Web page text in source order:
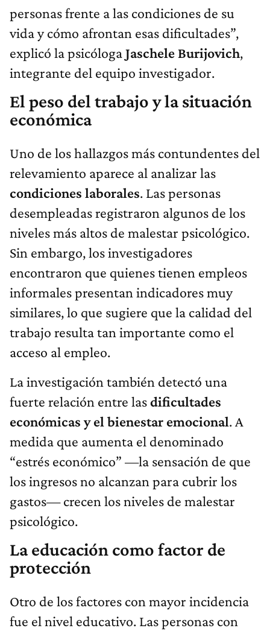
personas frente a las condiciones de su
vida y cómo afrontan esas dificultades”,
explicó la psicólogaJaschele Burijovich,
integrante del equipo investigador.
El peso del trabajo y la situación
económica
Uno de los hallazgos más contundentes del
relevamiento aparece al analizar las
condiciones laborales. Las personas
desempleadas registraron algunos de los
niveles más altos de malestar psicológico.
Sin embargo, los investigadores
encontraron que quienes tienen empleos
informales presentan indicadores muy
similares, lo que sugiere que la calidad del
trabajo resulta tan importante como el
acceso al empleo.
La investigación también detectó una
fuerte relación entre lasdificultades
económicas y el bienestar emocional. A
medida que aumenta el denominado
“estrés económico” —la sensación de que
los ingresos no alcanzan para cubrir los
gastos— crecen los niveles de malestar
psicológico.
La educación como factor de
protección
Otro de los factores con mayor incidencia
fue el nivel educativo. Las personas con